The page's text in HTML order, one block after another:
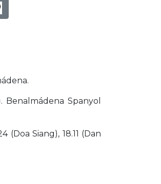
Spanyol
Siang), 18.11 (Dan